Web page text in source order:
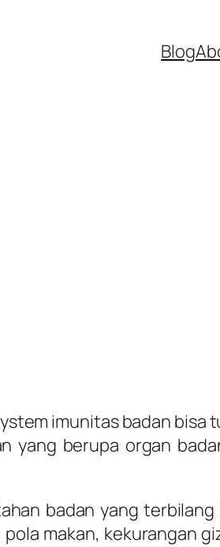
Blog
imunitas badan bisa
yang berupa organ
badan yang terbilang
makan, kekurangan